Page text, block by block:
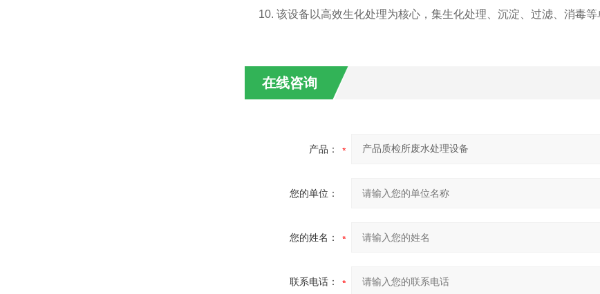
10. 该设备以高效生化处理为核心，集生化处理、沉淀、过滤、消毒等
在线咨询
产品：
您的单位：
您的姓名：
联系电话：